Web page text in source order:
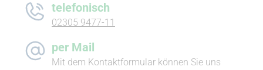
telefonisch
02305 9477-11
per Mail
Mit dem Kon­takt­formular können Sie uns